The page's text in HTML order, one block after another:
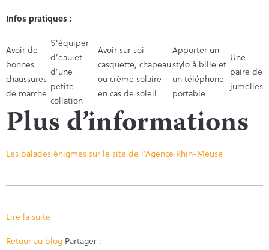
Infos pratiques :
Avoir de
bonnes
chaussures
de marche
S’équiper
d’eau et
d’une
petite
collation
Avoir sur soi
casquette, chapeau
ou crème solaire
en cas de soleil
Apporter un
stylo à bille et
un téléphone
portable
Une
paire de
jumelles
Plus d’informations
Les balades énigmes sur le site de l’Agence Rhin-Meuse
Lire la suite
Retour au blog Partager :